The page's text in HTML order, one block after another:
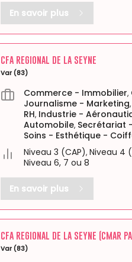
En savoir plus
CFA REGIONAL DE LA SEYNE
Var (83)
Commerce - Immobilier,
Journalisme - Marketing,
RH, Industrie -
Automobile, Secrétariat
Soins - Esthétique -
Niveau 3 (CAP), Niveau 4
Niveau 6, 7 ou 8
En savoir plus
CFA REGIONAL DE LA SEYNE (CMAR
Var (83)